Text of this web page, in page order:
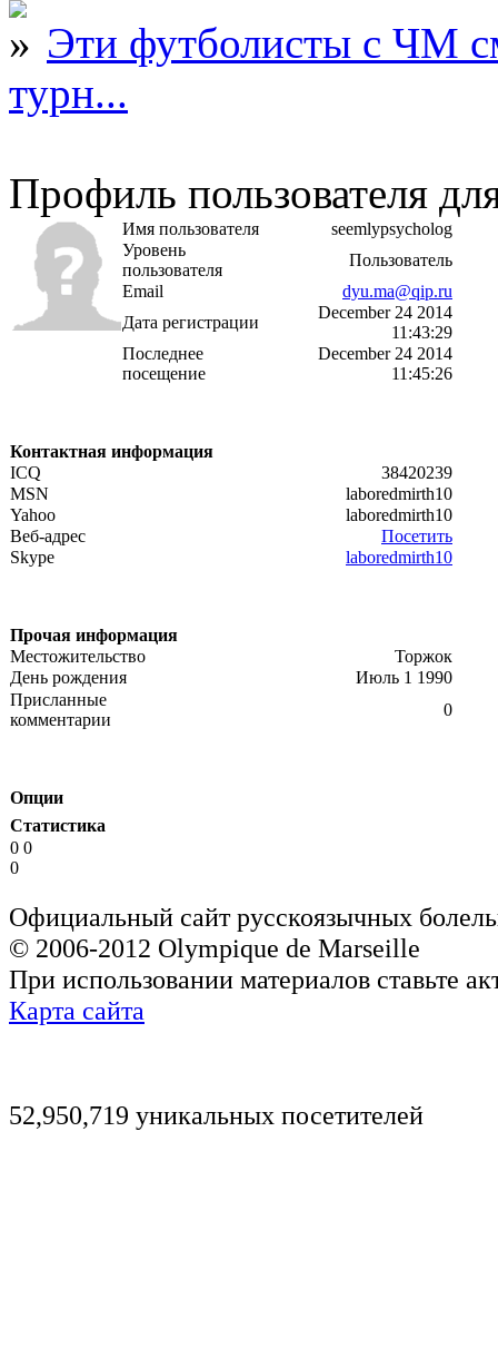
Эти футболисты с ЧМ
турн...
Профиль пользователя
Имя пользователя
seemlypsycholog
Уровень
пользователя
Пользователь
Email
dyu.ma@qip.ru
Дата регистрации
December 24 2014
11:43:29
Последнее
посещение
December 24 2014
11:45:26
Контактная информация
ICQ
38420239
MSN
laboredmirth10
Yahoo
laboredmirth10
Веб-адрес
Посетить
Skype
laboredmirth10
Прочая информация
Местожительство
Торжок
День рождения
Июль 1 1990
Присланные
комментарии
0
Опции
Статистика
0 0
0
Официальный сайт русскоязычных
© 2006-2012 Olympique de Marseille
При использовании материалов ставьте
Карта сайта
52,950,719 уникальных посетителей